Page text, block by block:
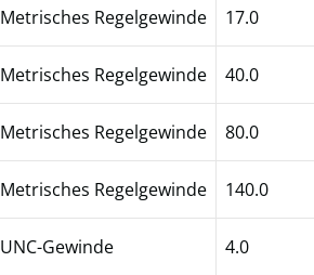
Metrisches Regelgewinde 17.0
Metrisches Regelgewinde 40.0
Metrisches Regelgewinde 80.0
Metrisches Regelgewinde 140.0
UNC-Gewinde 4.0